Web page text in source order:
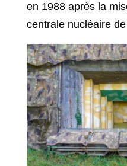
en 1988 après la
centrale nucléaire